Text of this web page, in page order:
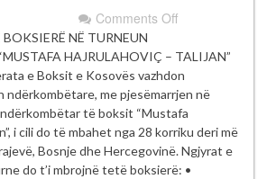
Comments Offon
boksierë
të Kosovës
garojnë
në turneun
ndërkombëtar
“Mustafa
–
NË TURNEUN
HAJRULAHOVIÇ – TALIJAN”
e Boksit e Kosovës vazhdon
ndërkombëtare, me pjesëmarrjen në
të boksit “Mustafa
i cili do të mbahet nga 28 korriku deri më
Bosnje dhe Hercegovinë. Ngjyrat e
do t’i mbrojnë tetë boksierë: •